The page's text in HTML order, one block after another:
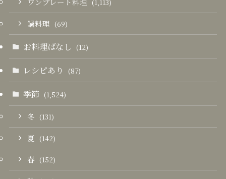
(1,113)
鍋料理 (69)
お料理ばなし (12)
レシピあり (87)
季節 (1,524)
冬 (131)
夏 (142)
春 (152)